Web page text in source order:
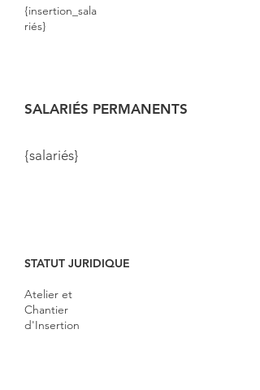
{insertion_sala
riés}
SALARIÉS PERMANENTS
{salariés}
STATUT JURIDIQUE
Atelier et
Chantier
d'Insertion